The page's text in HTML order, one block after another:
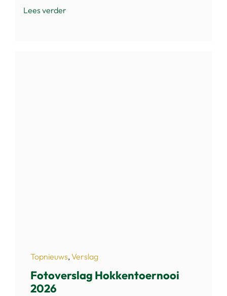
Lees verder
Topnieuws, Verslag
Fotoverslag Hokkentoernooi
2026